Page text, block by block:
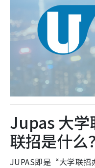
Jupas 大学
联招是什么？
JUPAS即是“大学联